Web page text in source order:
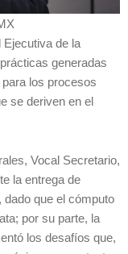
Ejecutiva de la
generadas
los procesos
se deriven en el
Vocal Secretario,
la entrega de
dado que el cómputo
por su parte, la
los desafíos que,